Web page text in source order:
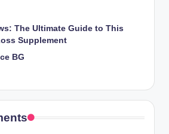
The Ultimate Guide to This
Supplement
BG